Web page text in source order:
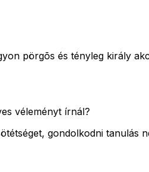
pörgõs és tényleg király
véleményt írnál?
gondolkodni tanulás